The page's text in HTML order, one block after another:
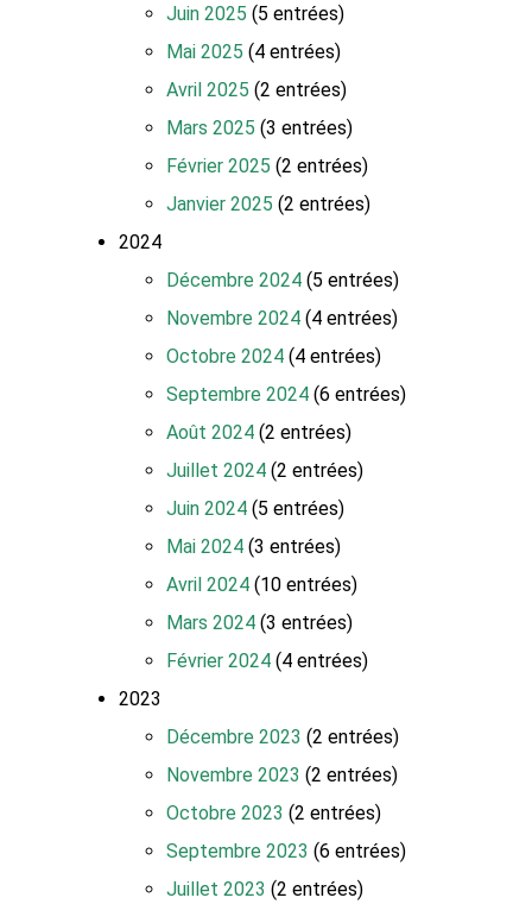
Juin 2025 (5 entrées)
Mai 2025 (4 entrées)
Avril 2025 (2 entrées)
Mars 2025 (3 entrées)
Février 2025 (2 entrées)
Janvier 2025 (2 entrées)
2024
Décembre 2024 (5 entrées)
Novembre 2024 (4 entrées)
Octobre 2024 (4 entrées)
Septembre 2024 (6 entrées)
Août 2024 (2 entrées)
Juillet 2024 (2 entrées)
Juin 2024 (5 entrées)
Mai 2024 (3 entrées)
Avril 2024 (10 entrées)
Mars 2024 (3 entrées)
Février 2024 (4 entrées)
2023
Décembre 2023 (2 entrées)
Novembre 2023 (2 entrées)
Octobre 2023 (2 entrées)
Septembre 2023 (6 entrées)
Juillet 2023 (2 entrées)